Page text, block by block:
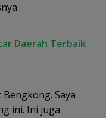
Daerah Terbaik
Saya
ini. Ini juga